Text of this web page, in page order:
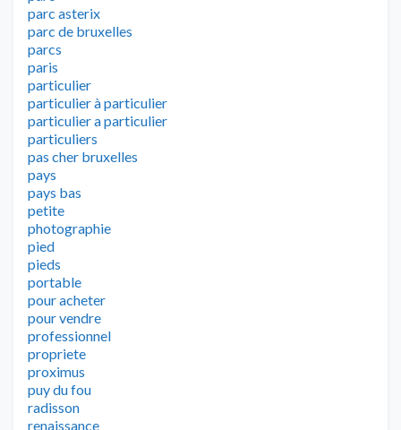
parc asterix
parc de bruxelles
parcs
paris
particulier
particulier à particulier
particulier a particulier
particuliers
pas cher bruxelles
pays
pays bas
petite
photographie
pied
pieds
portable
pour acheter
pour vendre
professionnel
propriete
proximus
puy du fou
radisson
renaissance